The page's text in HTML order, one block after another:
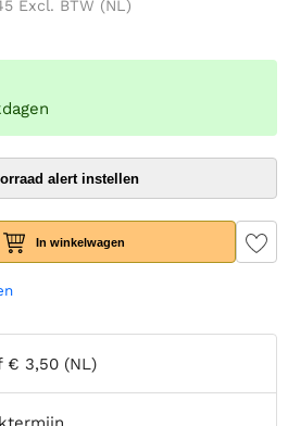
Excl. BTW (NL)
alert instellen
In winkelwagen
€ 3,50 (NL)